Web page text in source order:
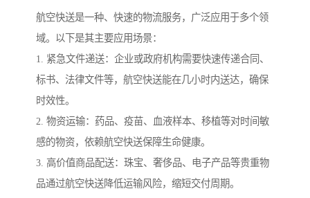
航空快送是一种、快速的物流服务，广泛应用于多个领
域。以下是其主要应用场景：
1. 紧急文件递送：企业或政府机构需要快速传递合同、
标书、法律文件等，航空快送能在几小时内送达，确保
时效性。
2. 物资运输：药品、疫苗、血液样本、移植等对时间敏
感的物资，依赖航空快送保障生命健康。
3. 高价值商品配送：珠宝、奢侈品、电子产品等贵重物
品通过航空快送降低运输风险，缩短交付周期。